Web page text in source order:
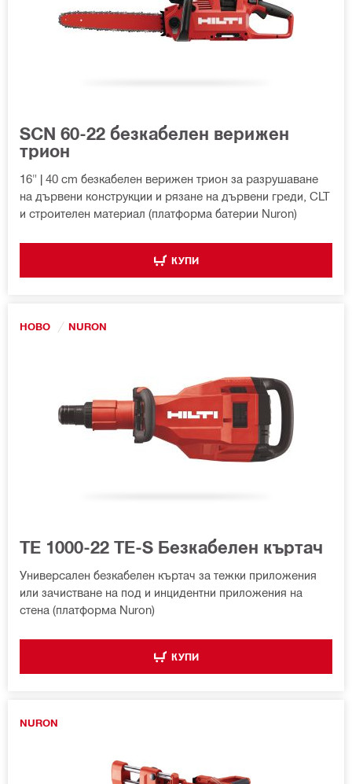
SCN 60-22 безкабелен верижен
трион
16" | 40 cm безкабелен верижен трион за разрушаване
на дървени конструкции и рязане на дървени греди, CLT
и строителен материал (платформа батерии Nuron)
КУПИ
НОВО NURON
TE 1000-22 TE-S Безкабелен къртач
Универсален безкабелен къртач за тежки приложения
или зачистване на под и инцидентни приложения на
стена (платформа Nuron)
КУПИ
NURON